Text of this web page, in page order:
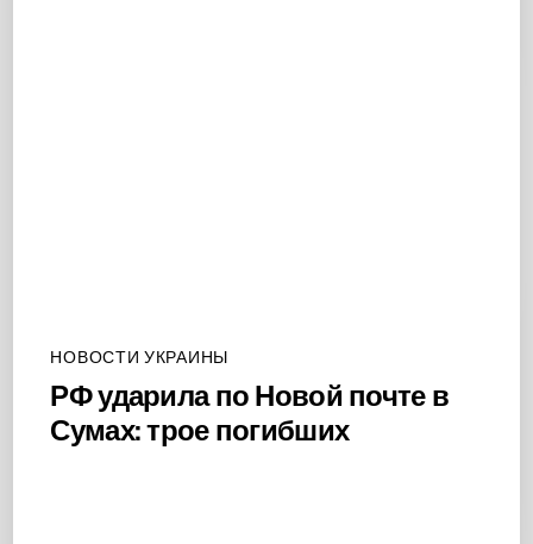
НОВОСТИ УКРАИНЫ
РФ ударила по Новой почте в
Сумах: трое погибших